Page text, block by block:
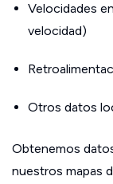
Velocidades
velocidad)
Otros datos
Obtenemos
nuestros mapas